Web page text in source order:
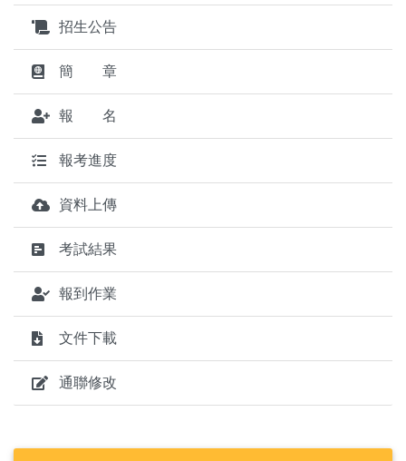
招生公告
簡 章
報 名
報考進度
資料上傳
考試結果
報到作業
文件下載
通聯修改